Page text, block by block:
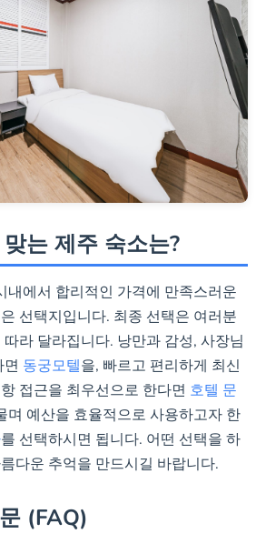
는 제주 숙소는?
내에서 합리적인 가격에 만족스러운
선택지입니다. 최종 선택은 여러분
라 달라집니다. 낭만과 감성, 사장님
동궁모텔을, 빠르고 편리하게 최신
접근을 최우선으로 한다면 호텔 문
며 예산을 효율적으로 사용하고자 한
를 선택하시면 됩니다. 어떤 선택을 하
다운 추억을 만드시길 바랍니다.
(FAQ)